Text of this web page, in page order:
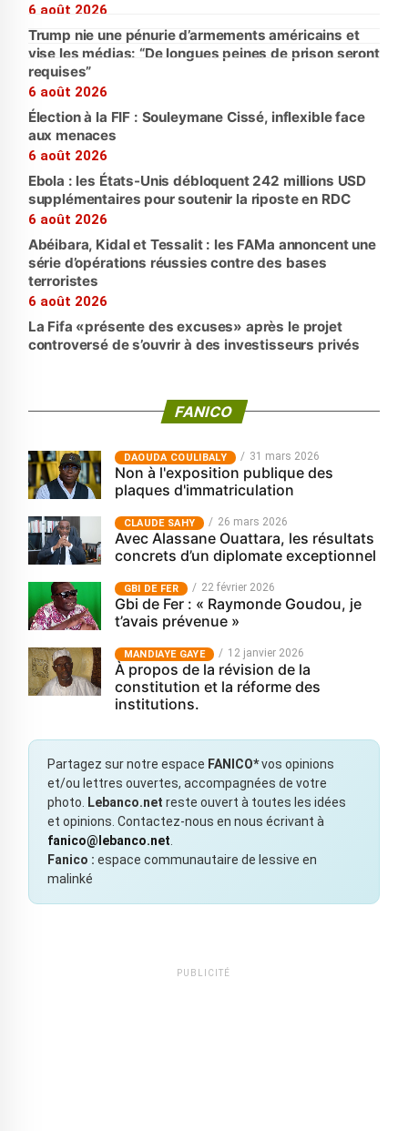
6 août 2026
Trump nie une pénurie d’armements américains et
vise les médias: “De longues peines de prison seront
requises”
6 août 2026
Élection à la FIF : Souleymane Cissé, inflexible face
aux menaces
6 août 2026
Ebola : les États-Unis débloquent 242 millions USD
supplémentaires pour soutenir la riposte en RDC
6 août 2026
Abéibara, Kidal et Tessalit : les FAMa annoncent une
série d’opérations réussies contre des bases
terroristes
6 août 2026
La Fifa «présente des excuses» après le projet
controversé de s’ouvrir à des investisseurs privés
FANICO
‎DAOUDA COULIBALY 31 mars 2026
Non à l'exposition publique des
plaques d'immatriculation
CLAUDE SAHY 26 mars 2026
Avec Alassane Ouattara, les résultats
concrets d’un diplomate exceptionnel
GBI DE FER 22 février 2026
Gbi de Fer : « Raymonde Goudou, je
t’avais prévenue »
MANDIAYE GAYE 12 janvier 2026
À propos de la révision de la
constitution et la réforme des
institutions.
Partagez sur notre espace FANICO*vos opinions
et/ou lettres ouvertes, accompagnées de votre
photo.
Lebanco.net reste ouvert à toutes les idées
et opinions. Contactez-nous en nous écrivant à
fanico@lebanco.net
Fanico : espace communautaire de lessive en
malinké
PUBLICITÉ